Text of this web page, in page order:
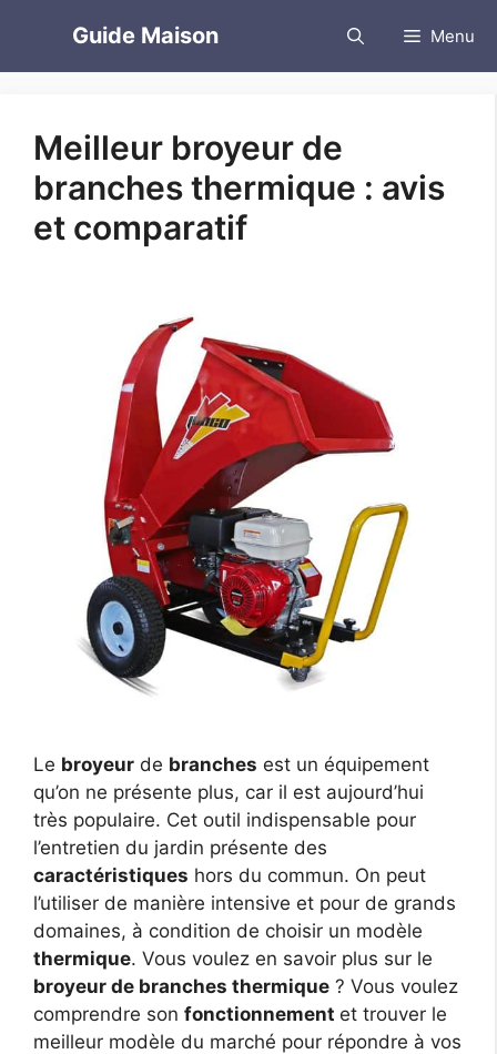
contenu
Guide Maison Menu
Meilleur broyeur de
branches thermique : avis
et comparatif
Le broyeur de branches est un équipement
qu’on ne présente plus, car il est aujourd’hui
très populaire. Cet outil indispensable pour
l’entretien du jardin présente des
caractéristiques hors du commun. On peut
l’utiliser de manière intensive et pour de grands
domaines, à condition de choisir un modèle
thermique. Vous voulez en savoir plus sur le
broyeur de branches thermique ? Vous voulez
comprendre son fonctionnement et trouver le
meilleur modèle du marché pour répondre à vos